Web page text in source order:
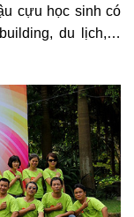
cựu học sinh có
du lịch,…